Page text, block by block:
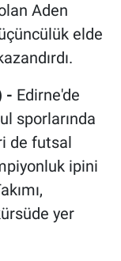
Aden
elde
- Edirne'de
sporlarında
de futsal
ipini
yer